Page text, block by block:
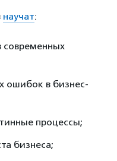
научат:
современных
ошибок в бизнес-
процессы;
бизнеса;